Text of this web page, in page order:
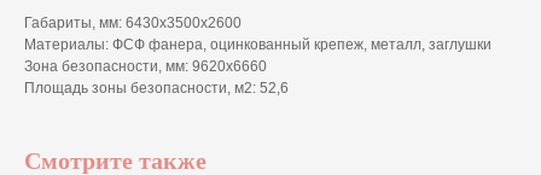
Габариты, мм: 6430х3500х2600
Материалы: ФСФ фанера, оцинкованный крепеж, металл, заглушки
Зона безопасности, мм: 9620x6660
Площадь зоны безопасности, м2: 52,6
Смотрите также